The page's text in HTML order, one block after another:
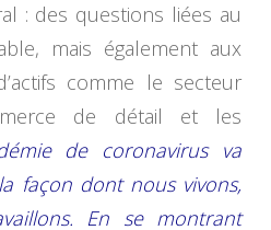
: des questions liées au
mais également aux
comme le secteur
de détail et les
de coronavirus va
façon dont nous vivons,
En se montrant